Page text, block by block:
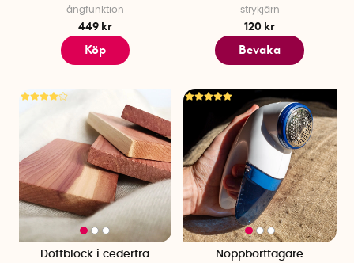
ångfunktion
449 kr
Köp
strykjärn
120 kr
Bevaka
Doftblock i cederträ Noppborttagare